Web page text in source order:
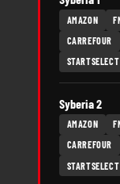
AMAZON
CARREFOUR
STARTSELECT
Syberia 2
AMAZON
CARREFOUR
STARTSELECT